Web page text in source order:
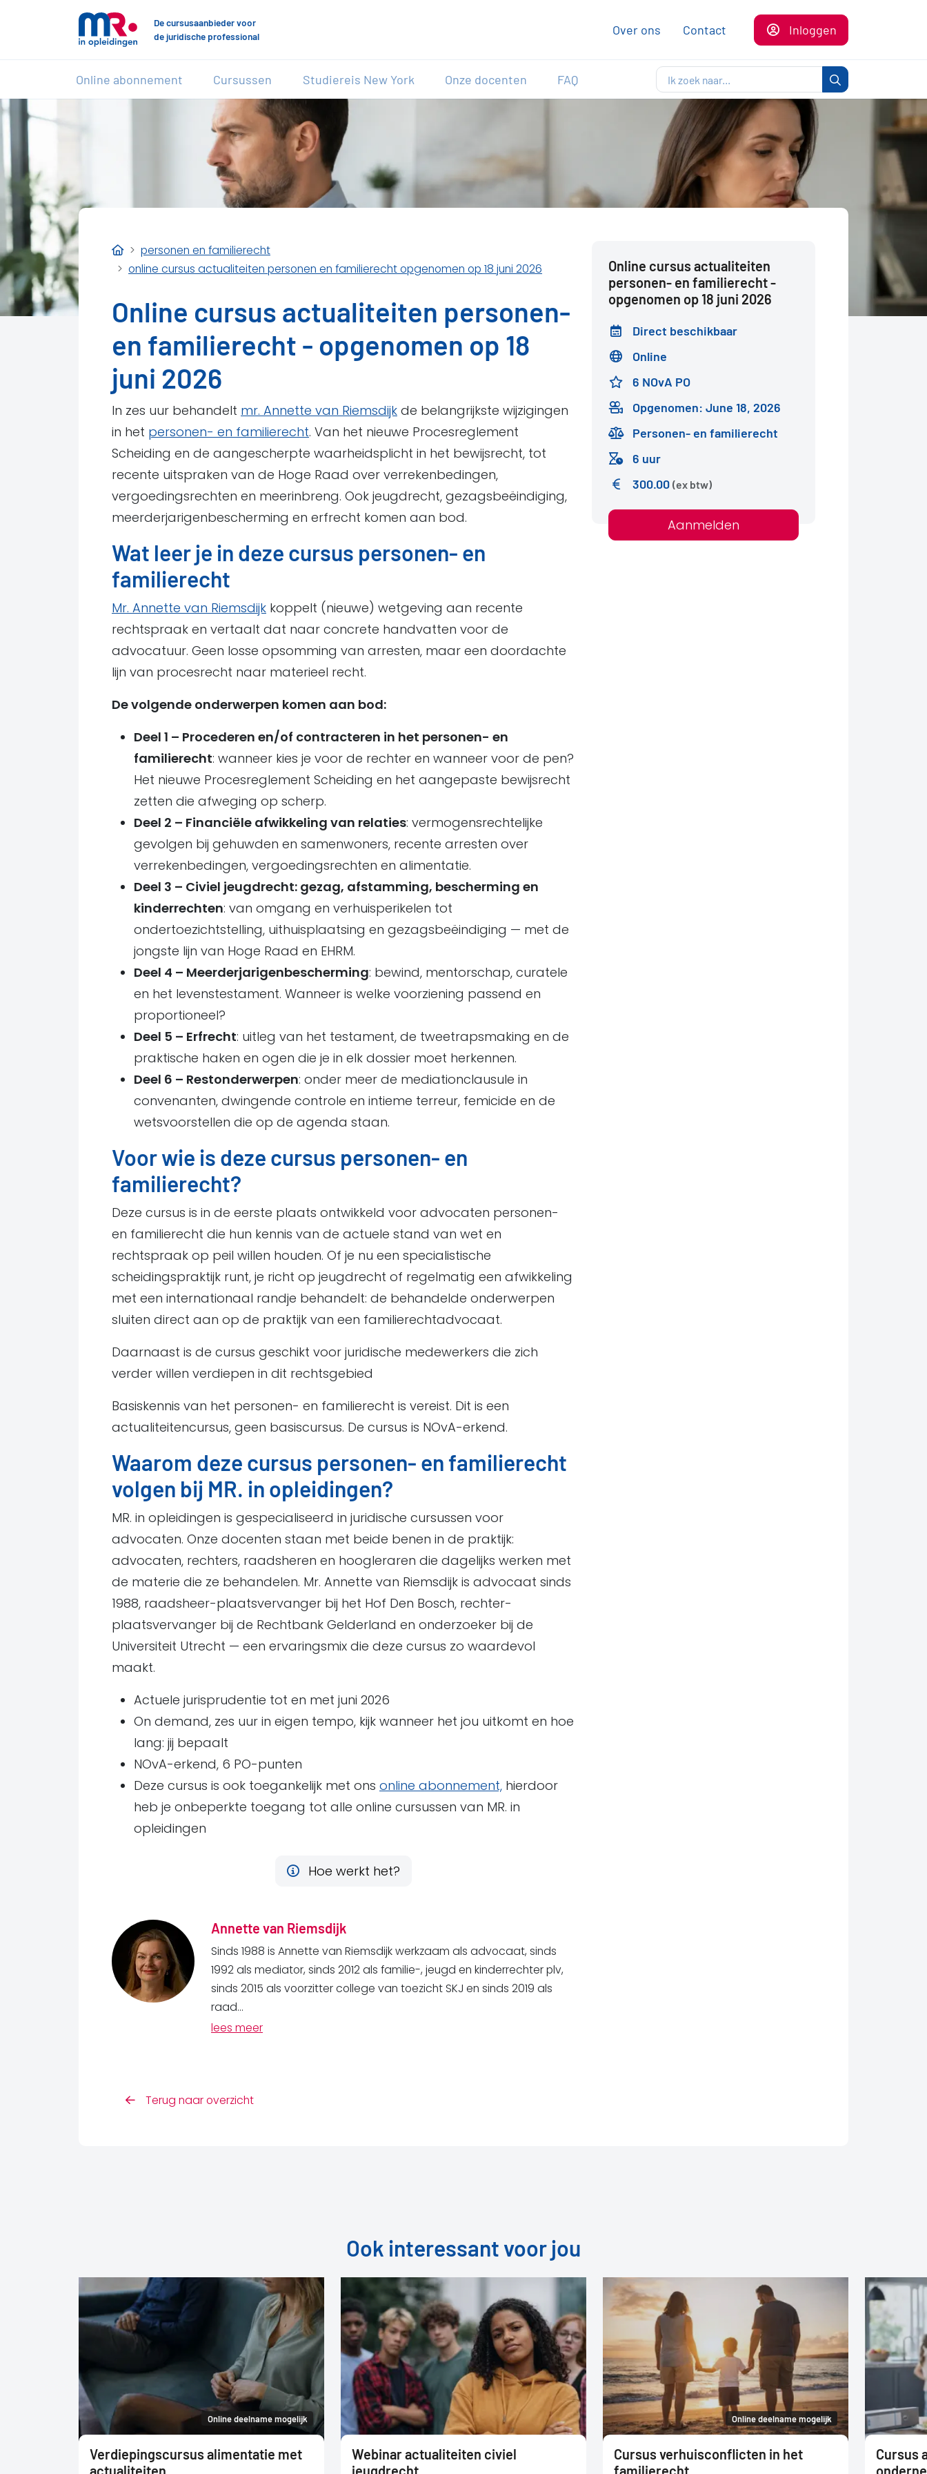
De cursusaanbieder voor
de juridische professional
Over ons Contact Inloggen
Online abonnement Cursussen Studiereis New York Onze docenten FAQ
personen en familierecht
online cursus actualiteiten personen en familierecht opgenomen op 18 juni 2026
Online cursus actualiteiten personen-
en familierecht - opgenomen op 18
juni 2026
In zes uur behandelt mr. Annette van Riemsdijk de belangrijkste wijzigingen
in het personen- en familierecht. Van het nieuwe Procesreglement
Scheiding en de aangescherpte waarheidsplicht in het bewijsrecht, tot
recente uitspraken van de Hoge Raad over verrekenbedingen,
vergoedingsrechten en meerinbreng. Ook jeugdrecht, gezagsbeëindiging,
meerderjarigenbescherming en erfrecht komen aan bod.
Wat leer je in deze cursus personen- en
familierecht
Mr. Annette van Riemsdijk koppelt (nieuwe) wetgeving aan recente
rechtspraak en vertaalt dat naar concrete handvatten voor de
advocatuur. Geen losse opsomming van arresten, maar een doordachte
lijn van procesrecht naar materieel recht.
De volgende onderwerpen komen aan bod:
Deel 1 – Procederen en/of contracteren in het personen- en
familierecht: wanneer kies je voor de rechter en wanneer voor de pen?
Het nieuwe Procesreglement Scheiding en het aangepaste bewijsrecht
zetten die afweging op scherp.
Deel 2 – Financiële afwikkeling van relaties: vermogensrechtelijke
gevolgen bij gehuwden en samenwoners, recente arresten over
verrekenbedingen, vergoedingsrechten en alimentatie.
Deel 3 – Civiel jeugdrecht: gezag, afstamming, bescherming en
kinderrechten: van omgang en verhuisperikelen tot
ondertoezichtstelling, uithuisplaatsing en gezagsbeëindiging — met de
jongste lijn van Hoge Raad en EHRM.
Deel 4 – Meerderjarigenbescherming: bewind, mentorschap, curatele
en het levenstestament. Wanneer is welke voorziening passend en
proportioneel?
Deel 5 – Erfrecht: uitleg van het testament, de tweetrapsmaking en de
praktische haken en ogen die je in elk dossier moet herkennen.
Deel 6 – Restonderwerpen: onder meer de mediationclausule in
convenanten, dwingende controle en intieme terreur, femicide en de
wetsvoorstellen die op de agenda staan.
Voor wie is deze cursus personen- en
familierecht?
Deze cursus is in de eerste plaats ontwikkeld voor advocaten personen-
en familierecht die hun kennis van de actuele stand van wet en
rechtspraak op peil willen houden. Of je nu een specialistische
scheidingspraktijk runt, je richt op jeugdrecht of regelmatig een afwikkeling
met een internationaal randje behandelt: de behandelde onderwerpen
sluiten direct aan op de praktijk van een familierechtadvocaat.
Daarnaast is de cursus geschikt voor juridische medewerkers die zich
verder willen verdiepen in dit rechtsgebied
Basiskennis van het personen- en familierecht is vereist. Dit is een
actualiteitencursus, geen basiscursus. De cursus is NOvA-erkend.
Waarom deze cursus personen- en familierecht
volgen bij MR. in opleidingen?
MR. in opleidingen is gespecialiseerd in juridische cursussen voor
advocaten. Onze docenten staan met beide benen in de praktijk:
advocaten, rechters, raadsheren en hoogleraren die dagelijks werken met
de materie die ze behandelen. Mr. Annette van Riemsdijk is advocaat sinds
1988, raadsheer-plaatsvervanger bij het Hof Den Bosch, rechter-
plaatsvervanger bij de Rechtbank Gelderland en onderzoeker bij de
Universiteit Utrecht — een ervaringsmix die deze cursus zo waardevol
maakt.
Actuele jurisprudentie tot en met juni 2026
On demand, zes uur in eigen tempo, kijk wanneer het jou uitkomt en hoe
lang: jij bepaalt
NOvA-erkend, 6 PO-punten
Deze cursus is ook toegankelijk met ons online abonnement, hierdoor
heb je onbeperkte toegang tot alle online cursussen van MR. in
opleidingen
Hoe werkt het?
Annette van Riemsdijk
Sinds 1988 is Annette van Riemsdijk werkzaam als advocaat, sinds
1992 als mediator, sinds 2012 als familie-, jeugd en kinderrechter plv,
sinds 2015 als voorzitter college van toezicht SKJ en sinds 2019 als
raad...
lees meer
Online cursus actualiteiten
personen- en familierecht -
opgenomen op 18 juni 2026
Direct beschikbaar
Online
6 NOvA PO
Opgenomen: June 18, 2026
Personen- en familierecht
6 uur
300.00 (ex btw)
Aanmelden
Terug naar overzicht
Ook interessant voor jou
Online deelname mogelijk
Verdiepingscursus alimentatie met
Webinar actualiteiten civiel
4 uur
Online deelname mogelijk
Cursus verhuisconflicten in het
Cursus